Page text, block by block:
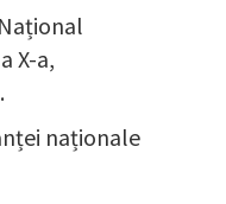
X-a,
naționale